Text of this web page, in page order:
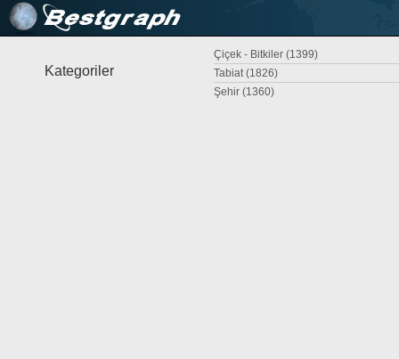
Kategoriler
Çiçek - Bitkiler (1399)
Tabiat (1826)
Şehir (1360)